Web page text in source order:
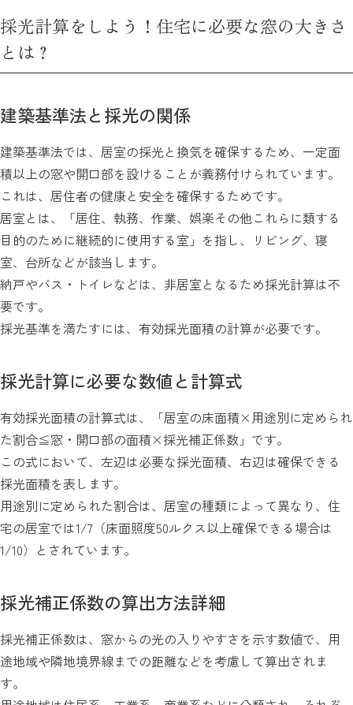
採光計算をしよう！住宅に必要な窓の大きさ
とは？
建築基準法と採光の関係
建築基準法では、居室の採光と換気を確保するため、一定面
積以上の窓や開口部を設けることが義務付けられています。
これは、居住者の健康と安全を確保するためです。
居室とは、「居住、執務、作業、娯楽その他これらに類する
目的のために継続的に使用する室」を指し、リビング、寝
室、台所などが該当します。
納戸やバス・トイレなどは、非居室となるため採光計算は不
要です。
採光基準を満たすには、有効採光面積の計算が必要です。
採光計算に必要な数値と計算式
有効採光面積の計算式は、「居室の床面積×用途別に定められ
た割合≦窓・開口部の面積×採光補正係数」です。
この式において、左辺は必要な採光面積、右辺は確保できる
採光面積を表します。
用途別に定められた割合は、居室の種類によって異なり、住
宅の居室では1/7（床面照度50ルクス以上確保できる場合は
1/10）とされています。
採光補正係数の算出方法詳細
採光補正係数は、窓からの光の入りやすさを示す数値で、用
途地域や隣地境界線までの距離などを考慮して算出されま
す。